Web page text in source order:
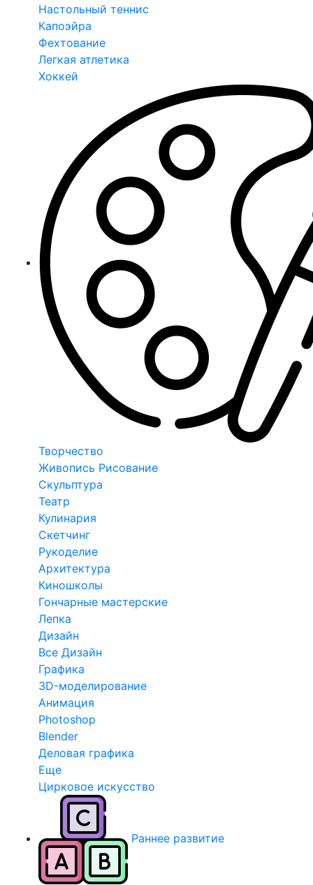
Настольный теннис
Капоэйра
Фехтование
Легкая атлетика
Хоккей
Творчество
Живопись Рисование
Скульптура
Театр
Кулинария
Скетчинг
Рукоделие
Архитектура
Киношколы
Гончарные мастерские
Лепка
Дизайн
Все Дизайн
Графика
3D-моделирование
Анимация
Photoshop
Blender
Деловая графика
Еще
Цирковое искусство
Раннее развитие